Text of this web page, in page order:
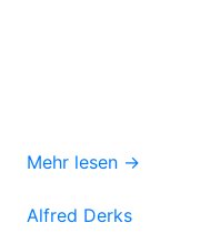
Mehr lesen →
Alfred Derks